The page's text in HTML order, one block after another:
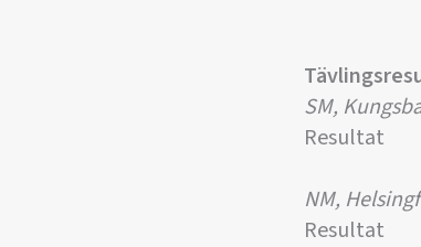
SM,
Resultat
NM,
Resultat